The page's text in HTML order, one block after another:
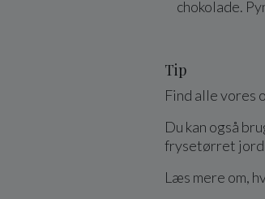
chokolade.
Tip
Find alle vores
Du kan også
frysetørret
Læs mere om,